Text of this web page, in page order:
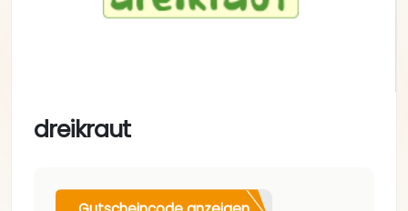
dreikraut